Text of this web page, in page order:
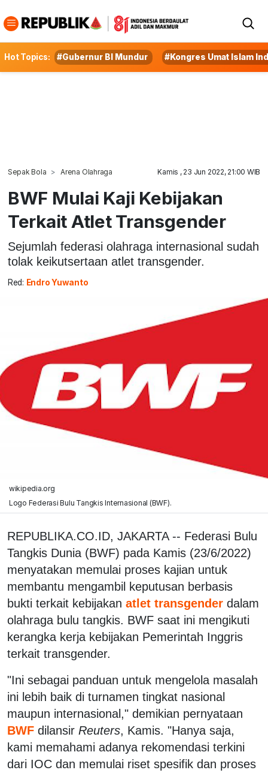
Hot Topics: #Gubernur BI Mundur #Kongres Umat Islam
Sepak Bola Arena Olahraga Kamis , 23 Jun 2022, 21:00 WIB
BWF Mulai Kaji Kebijakan
Terkait Atlet Transgender
Sejumlah federasi olahraga internasional sudah
tolak keikutsertaan atlet transgender.
Red: Endro Yuwanto
wikipedia.org
Logo Federasi Bulu Tangkis Internasional (BWF).
REPUBLIKA.CO.ID, JAKARTA -- Federasi Bulu
Tangkis Dunia (BWF) pada Kamis (23/6/2022)
menyatakan memulai proses kajian untuk
membantu mengambil keputusan berbasis
bukti terkait kebijakan atlet transgender dalam
olahraga bulu tangkis. BWF saat ini mengikuti
kerangka kerja kebijakan Pemerintah Inggris
terkait transgender.
"Ini sebagai panduan untuk mengelola masalah
ini lebih baik di turnamen tingkat nasional
maupun internasional," demikian pernyataan
BWF dilansir Reuters, Kamis. "Hanya saja,
kami memahami adanya rekomendasi terkini
dari IOC dan memulai riset spesifik dan proses